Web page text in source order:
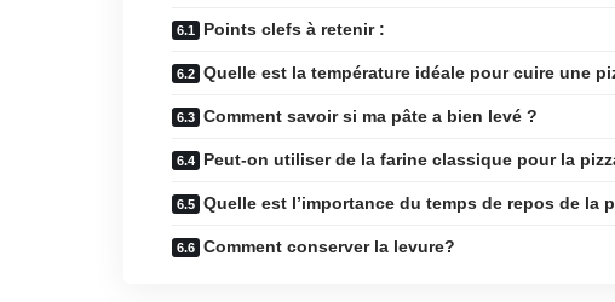
Points clefs à retenir :
Quelle est la température idéale pour cuire une
Comment savoir si ma pâte a bien levé ?
Peut-on utiliser de la farine classique pour la
Quelle est l’importance du temps de repos de la
Comment conserver la levure?